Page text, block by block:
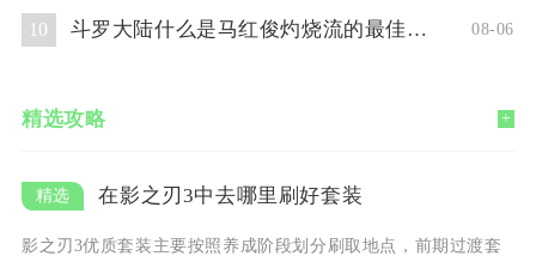
10 斗罗大陆什么是马红俊灼烧流的最佳阵容 08-06
精选攻略 +
在影之刃3中去哪里刷好套装
影之刃3优质套装主要按照养成阶段划分刷取地点，前期过渡套